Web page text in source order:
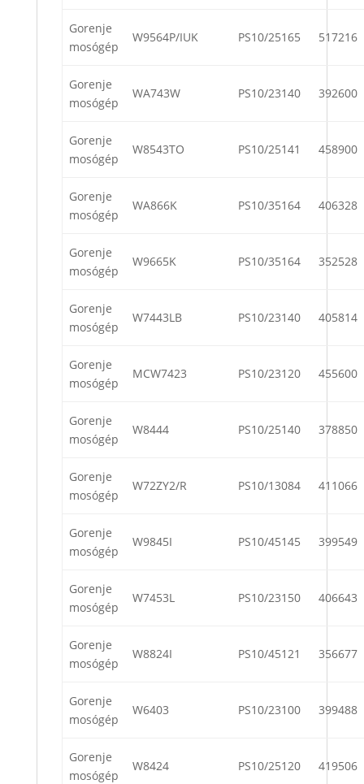
Gorenje
mosógép
W9564P/IUK PS10/25165 517216
Gorenje
mosógép
WA743W PS10/23140 392600
Gorenje
mosógép
W8543TO PS10/25141 458900
Gorenje
mosógép
WA866K PS10/35164 406328
Gorenje
mosógép
W9665K PS10/35164 352528
Gorenje
mosógép
W7443LB PS10/23140 405814
Gorenje
mosógép
MCW7423 PS10/23120 455600
Gorenje
mosógép
W8444 PS10/25140 378850
Gorenje
mosógép
W72ZY2/R PS10/13084 411066
Gorenje
mosógép
W9845I PS10/45145 399549
Gorenje
mosógép
W7453L PS10/23150 406643
Gorenje
mosógép
W8824I PS10/45121 356677
Gorenje
mosógép
W6403 PS10/23100 399488
Gorenje
mosógép
W8424 PS10/25120 419506